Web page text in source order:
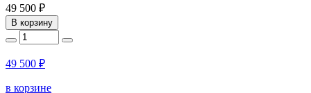
49 500 ₽
В корзину
49 500 ₽
в корзине